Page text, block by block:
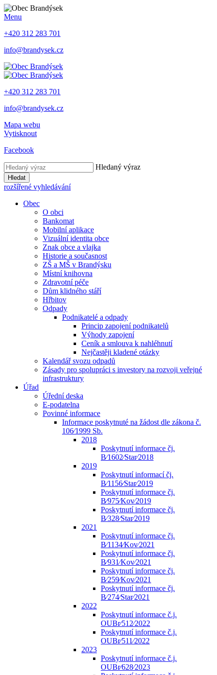
Menu
+420 312 283 701
info@brandysek.cz
+420 312 283 701
info@brandysek.cz
Mapa webu
Vytisknout
Facebook
Hledaný výraz
Hledat
rozšířené vyhledávání
Obec
O obci
Bankomat
Mobilní aplikace
Vizuální identita obce
Znak obce a vlajka
Historie a současnost
ZŠ a MŠ v Brandýsku
Místní knihovna
Zdravotní péče
Dům klidného stáří
Hřbitov
Odpady
Podnikatelé a odpady
Princip zapojení podnikatelů
Výhody zapojení
Ceník a smlouva k nahléhnutí
Nejčastěji kladené otázky
Kalendář svozu odpadů
Zásady pro spolupráci s investory na rozvoji veřejné
infrastruktury
Úřad
Úřední deska
E-podatelna
Povinné informace
Informace poskytnuté na žádost dle zákona č.
106⁄1999 Sb.
2018
Poskytnutí informace čj.
B⁄1602⁄Star⁄2018
2019
Poskytnutí informací čj.
B⁄1156⁄Star⁄2019
Poskytnutí informace čj.
B⁄975⁄Kov⁄2019
Poskytnutí informace čj.
B⁄328⁄Star⁄2019
2021
Poskytnutí informace čj.
B⁄1134⁄Kov⁄2021
Poskytnutí informace čj.
B⁄931⁄Kov⁄2021
Poskytnutí informace čj.
B⁄259⁄Kov⁄2021
Poskytnutí informace čj.
B⁄274⁄Star⁄2021
2022
Poskytnutí informace č.j.
OUBr⁄512⁄2022
Poskytnutí informace č.j.
OUBr⁄511⁄2022
2023
Poskytnutí informace č.j.
OUBr⁄628⁄2023